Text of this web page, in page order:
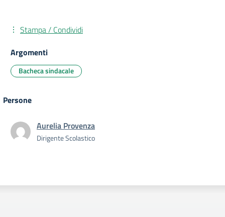
Stampa / Condividi
Argomenti
Bacheca sindacale
Persone
Aurelia Provenza
Dirigente Scolastico